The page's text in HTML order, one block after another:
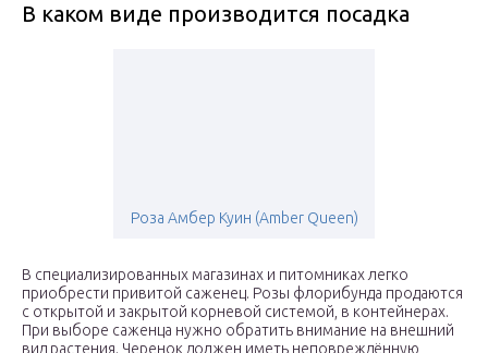
В каком виде производится посадка
Роза Амбер Куин (Amber Queen)
В специализированных магазинах и питомниках легко
приобрести привитой саженец. Розы флорибунда продаются
с открытой и закрытой корневой системой, в контейнерах.
При выборе саженца нужно обратить внимание на внешний
вид растения. Черенок должен иметь неповреждённую